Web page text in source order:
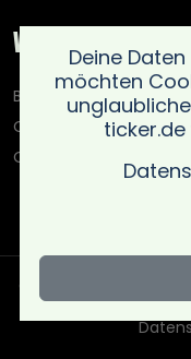
Weitere Portale
Blaulicht-Ticker.de
Oberlausitz.holiday
Copyright © Blaulicht
UG
Deine
möchten